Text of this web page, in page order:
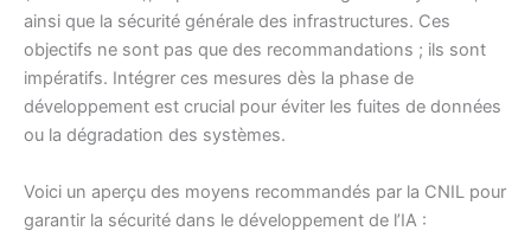
ainsi que la sécurité générale des infrastructures. Ces
objectifs ne sont pas que des recommandations ; ils sont
impératifs. Intégrer ces mesures dès la phase de
développement est crucial pour éviter les fuites de données
ou la dégradation des systèmes.
Voici un aperçu des moyens recommandés par la CNIL pour
garantir la sécurité dans le développement de l’IA :